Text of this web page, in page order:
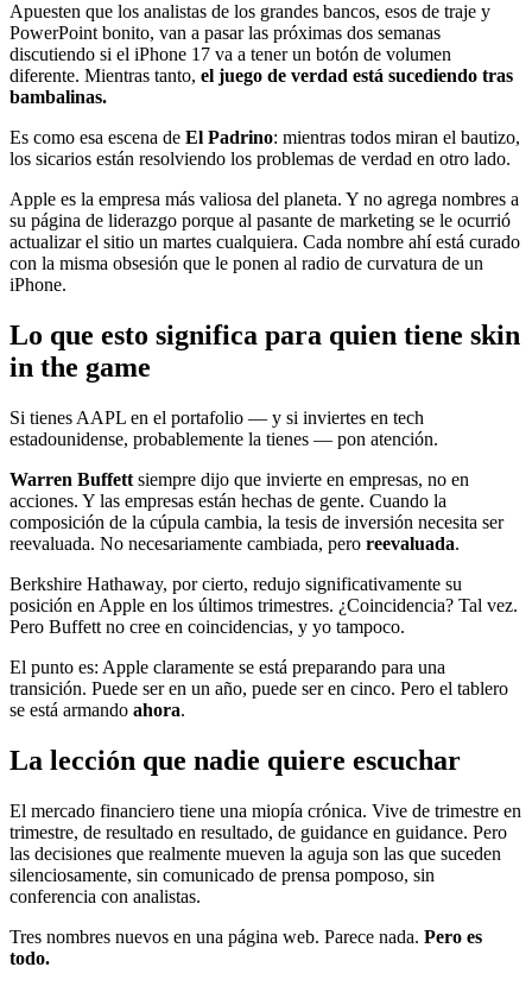
Apuesten que los analistas de los grandes bancos, esos de traje y
PowerPoint bonito, van a pasar las próximas dos semanas
discutiendo si el iPhone 17 va a tener un botón de volumen
diferente. Mientras tanto, el juego de verdad está sucediendo tras
bambalinas.
Es como esa escena de El Padrino: mientras todos miran el bautizo,
los sicarios están resolviendo los problemas de verdad en otro lado.
Apple es la empresa más valiosa del planeta. Y no agrega nombres a
su página de liderazgo porque al pasante de marketing se le ocurrió
actualizar el sitio un martes cualquiera. Cada nombre ahí está curado
con la misma obsesión que le ponen al radio de curvatura de un
iPhone.
Lo que esto significa para quien tiene skin
in the game
Si tienes AAPL en el portafolio — y si inviertes en tech
estadounidense, probablemente la tienes — pon atención.
Warren Buffett siempre dijo que invierte en empresas, no en
acciones. Y las empresas están hechas de gente. Cuando la
composición de la cúpula cambia, la tesis de inversión necesita ser
reevaluada. No necesariamente cambiada, pero reevaluada.
Berkshire Hathaway, por cierto, redujo significativamente su
posición en Apple en los últimos trimestres. ¿Coincidencia? Tal vez.
Pero Buffett no cree en coincidencias, y yo tampoco.
El punto es: Apple claramente se está preparando para una
transición. Puede ser en un año, puede ser en cinco. Pero el tablero
se está armando ahora.
La lección que nadie quiere escuchar
El mercado financiero tiene una miopía crónica. Vive de trimestre en
trimestre, de resultado en resultado, de guidance en guidance. Pero
las decisiones que realmente mueven la aguja son las que suceden
silenciosamente, sin comunicado de prensa pomposo, sin
conferencia con analistas.
Tres nombres nuevos en una página web. Parece nada. Pero es
todo.